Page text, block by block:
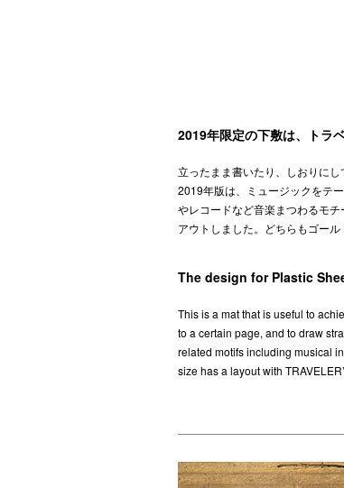
2019年限定の下敷は、トラ
立ったまま書いたり、しおりに
2019年版は、ミュージックをテ
やレコードなど音楽まつわるモ
アウトしました。どちらもゴール
The design for Plastic
This is a mat that is useful to
to a certain page, and to draw
related motifs including musical
size has a layout with